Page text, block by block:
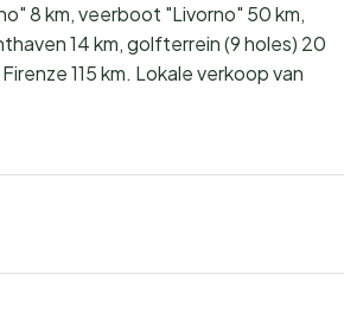
8 km, veerboot "Livorno" 50 km,
14 km, golfterrein (9 holes) 20
115 km. Lokale verkoop van